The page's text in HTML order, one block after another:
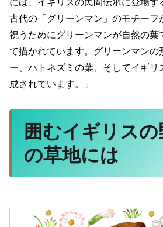
には、イギリスの民間伝承に登場す
古代の「グリーンマン」のモチーフ
祝うためにグリーンマンが自然の葉
て描かれています。グリーンマンの
ー、ハトネズミの葉、そしてイギリ
成されています。」
囲むイギリス
の草地には